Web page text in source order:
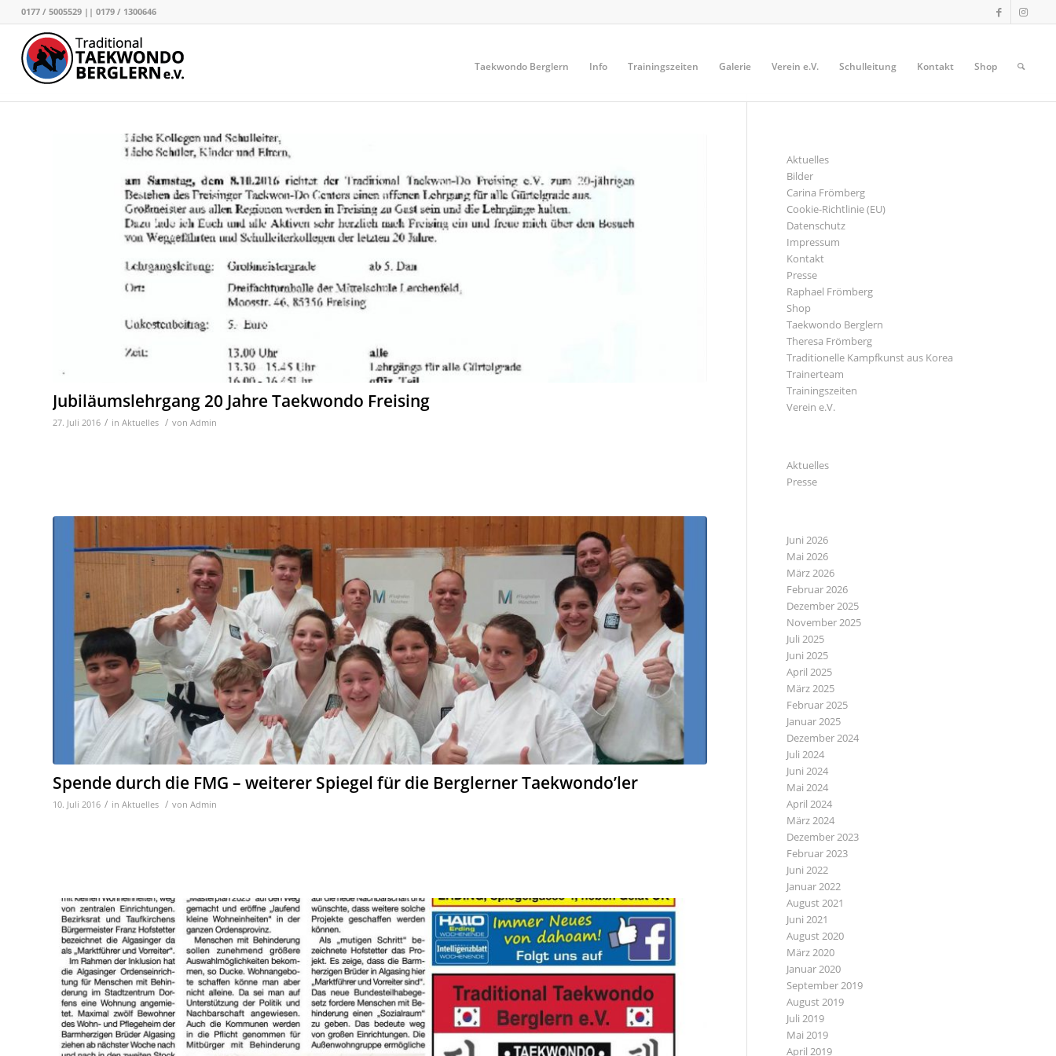
0177 / 5005529 || 0179 / 1300646
Taekwondo Berglern Info Trainingszeiten Galerie Verein e.V. Schulleitung Kontakt Shop
Jubiläumslehrgang 20 Jahre Taekwondo Freising
27. Juli 2016 / in Aktuelles / von Admin
Spende durch die FMG – weiterer Spiegel für die Berglerner Taekwondo’ler
10. Juli 2016 / in Aktuelles / von Admin
Aktuelles
Bilder
Carina Frömberg
Cookie-Richtlinie (EU)
Datenschutz
Impressum
Kontakt
Presse
Raphael Frömberg
Shop
Taekwondo Berglern
Theresa Frömberg
Traditionelle Kampfkunst aus Korea
Trainerteam
Trainingszeiten
Verein e.V.
Aktuelles
Presse
Juni 2026
Mai 2026
März 2026
Februar 2026
Dezember 2025
November 2025
Juli 2025
Juni 2025
April 2025
März 2025
Februar 2025
Januar 2025
Dezember 2024
Juli 2024
Juni 2024
Mai 2024
April 2024
März 2024
Dezember 2023
Februar 2023
Juni 2022
Januar 2022
August 2021
Juni 2021
August 2020
März 2020
Januar 2020
September 2019
August 2019
Juli 2019
Mai 2019
April 2019